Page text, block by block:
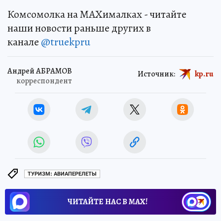
Комсомолка на MAXималках - читайте
наши новости раньше других в
канале @truekpru
Андрей АБРАМОВ
корреспондент
Источник: kp.ru
ТУРИЗМ: АВИАПЕРЕЛЕТЫ
ЧИТАЙТЕ НАС В МАХ!